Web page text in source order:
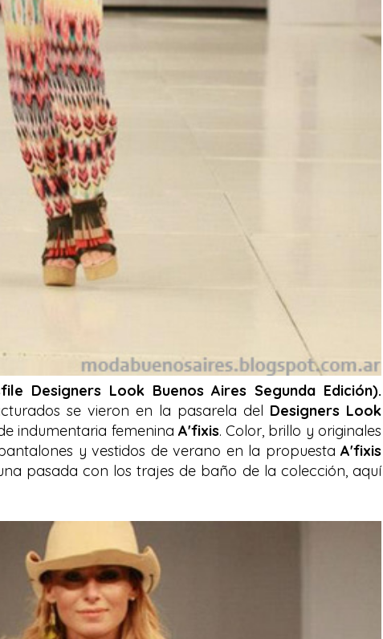
Designers Look Buenos Aires Segunda Edición).
se vieron en la pasarela del Designers Look
indumentaria femenina A'fixis. Color, brillo y originales
y vestidos de verano en la propuesta A'fixis
pasada con los trajes de baño de la colección, aquí